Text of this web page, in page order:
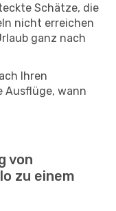
Schätze, die
nicht erreichen
ganz nach
Ihren
Ausflüge, wann
von
zu einem